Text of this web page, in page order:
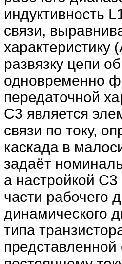
индуктивность
связи,
характеристику
развязку цепи
одновременно
передаточной
C3 является
связи по току,
каскада в
задаёт
а настройкой
части рабочего
динамического
типа